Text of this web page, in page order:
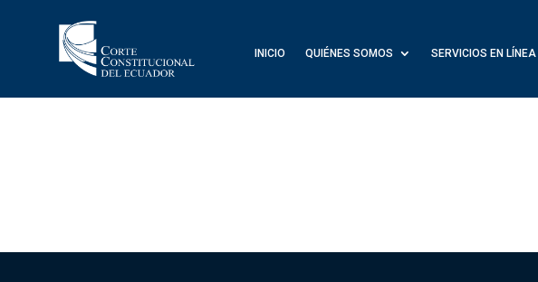
INICIO QUIÉNES SOMOS SERVICIOS EN LÍNEA